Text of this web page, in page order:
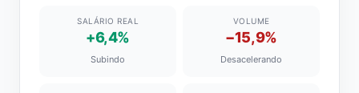
SALÁRIO REAL
+6,4%
Subindo
VOLUME
−15,9%
Desacelerando